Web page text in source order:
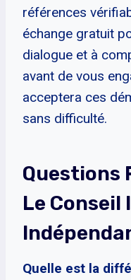
références
échange gratuit
dialogue et à
avant de vous
acceptera ces
sans difficulté.
Questions
Le
Quelle est la